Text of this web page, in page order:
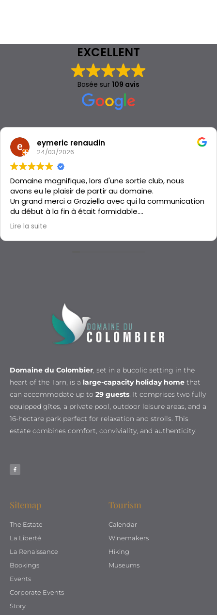
EXCELLENT
Basée sur 109 avis
eymeric renaudin
24/03/2026
Domaine magnifique, lors d'une sortie club, nous
avons eu le plaisir de partir au domaine.
Un grand merci a Graziella avec qui la communication
du début à la fin à était formidable.
Le gîte est propre, isolé, les chambres bien espacé.
C'était parfait, merci Graziella
Lire la suite
Domaine du Colombier, set in a bucolic setting in the
heart of the Tarn, is a large-capacity holiday home that
can accommodate up to 29 guests. It comprises two fully
equipped gîtes, a private pool, outdoor leisure areas, and a
16-hectare park perfect for relaxation and strolls. This
estate combines comfort, conviviality, and authenticity.
Sitemap
The Estate
La Liberté
La Renaissance
Bookings
Events
Corporate Events
Story
Tourism
Calendar
Winemakers
Hiking
Museums